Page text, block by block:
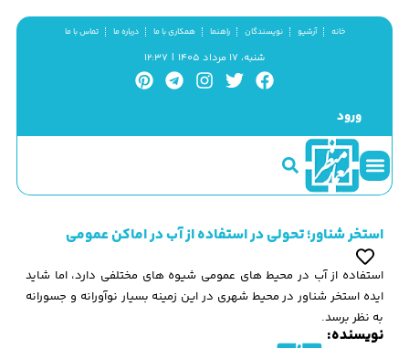
خانه آرشیو نویسندگان راهنما همکاری با ما درباره ما تماس با ما
شنبه، ۱۷ مرداد ۱۴۰۵ | ۱۲:۳۷
ورود
استخر شناور؛ تحولی در استفاده از آب در اماکن عمومی
استفاده از آب در محیط های عمومی شیوه های مختلفی دارد، اما شاید
ایده استخر شناور در محیط شهری در این زمینه بسیار نوآورانه و جسورانه
به نظر برسد.
نویسنده: